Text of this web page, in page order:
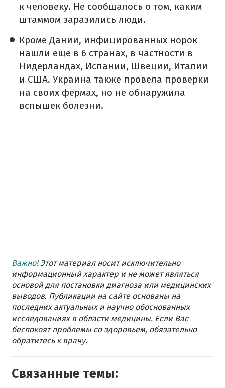
к человеку. Не сообщалось о том, каким
штаммом заразились люди.
Кроме Дании, инфицированных норок
нашли еще в 6 странах, в частности в
Нидерландах, Испании, Швеции, Италии
и США. Украина также провела проверки
на своих фермах, но не обнаружила
вспышек болезни.
Важно!Этот материал носит исключительно
информационный характер и не может являться
основой для постановки диагноза или медицинских
выводов. Публикации на сайте основаны на
последних актуальных и научно обоснованных
исследованиях в области медицины. Если Вас
беспокоят проблемы со здоровьем, обязательно
обратитесь к врачу.
Связанные темы: